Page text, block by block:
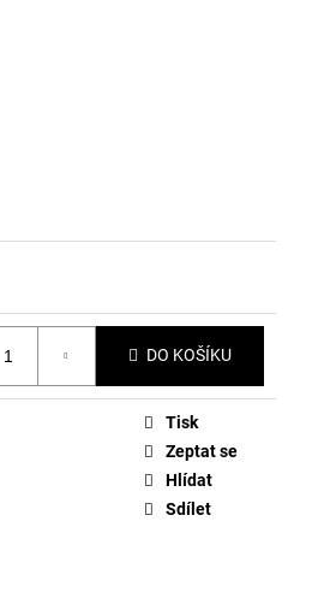
DO KOŠÍKU
Tisk
Zeptat se
Hlídat
Sdílet